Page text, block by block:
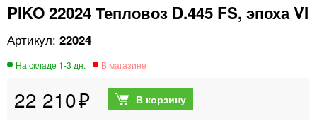
PIKO 22024 Тепловоз D.445 FS, эпоха VI
22024
22 210